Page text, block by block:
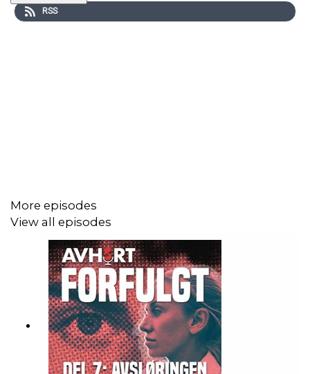
Batong Media AS har redaktøransvar for denne
RSS
More episodes
View all episodes